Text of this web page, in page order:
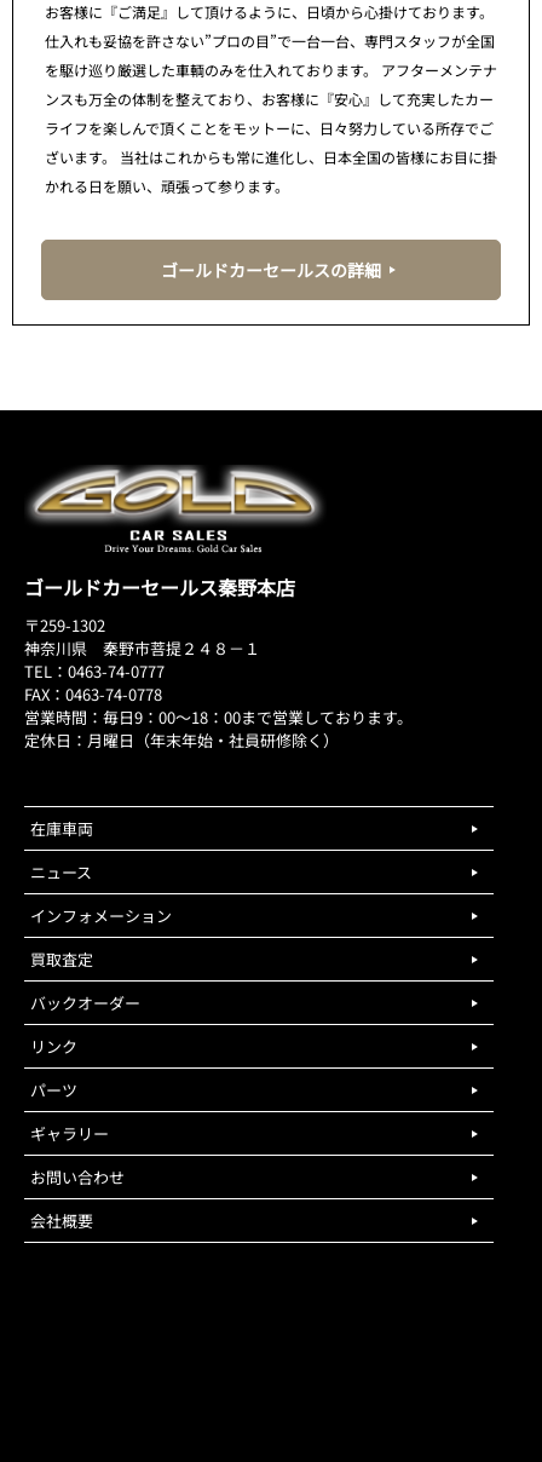
お客様に『ご満足』して頂けるように、日頃から心掛けております。
仕入れも妥協を許さない”プロの目”で一台一台、専門スタッフが全国
を駆け巡り厳選した車輌のみを仕入れております。 アフターメンテナ
ンスも万全の体制を整えており、お客様に『安心』して充実したカー
ライフを楽しんで頂くことをモットーに、日々努力している所存でご
ざいます。 当社はこれからも常に進化し、日本全国の皆様にお目に掛
かれる日を願い、頑張って参ります。
ゴールドカーセールスの詳細
ゴールドカーセールス秦野本店
〒259-1302
神奈川県 秦野市菩提２４８－１
TEL：0463-74-0777
FAX：0463-74-0778
営業時間：毎日9：00～18：00まで営業しております。
定休日：月曜日（年末年始・社員研修除く）
在庫車両
ニュース
インフォメーション
買取査定
バックオーダー
リンク
パーツ
ギャラリー
お問い合わせ
会社概要